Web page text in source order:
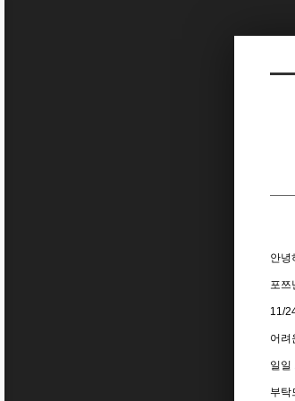
안녕
포쯔
11/
어려
일일
부탁
Sketchbook5, 스케치북5
Sketchbook5, 스케치북5